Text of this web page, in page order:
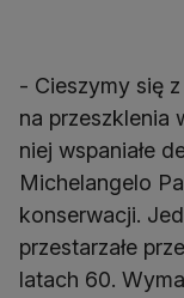
- Cieszymy się
na przeszklenia
niej wspaniałe
Michelangelo
konserwacji.
przestarzałe
latach 60.